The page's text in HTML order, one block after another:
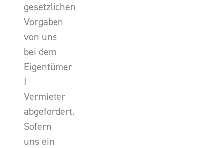
gesetzlichen
Vorgaben
von uns
bei dem
Eigentümer
I
Vermieter
abgefordert.
Sofern
uns ein